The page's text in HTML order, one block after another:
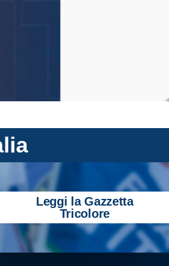
Leggi la Gazzetta
Tricolore